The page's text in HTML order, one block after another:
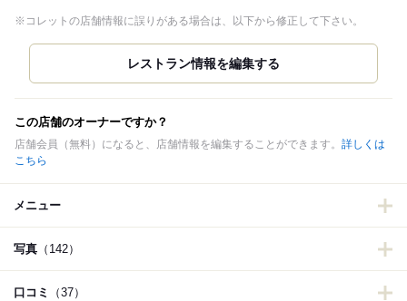
※コレットの店舗情報に誤りがある場合は、以下から修正して下さい。
この店舗のオーナーですか？
店舗会員（無料）になると、店舗情報を編集することができます。 詳しくは
こちら
メニュー
写真 （142）
口コミ （37）